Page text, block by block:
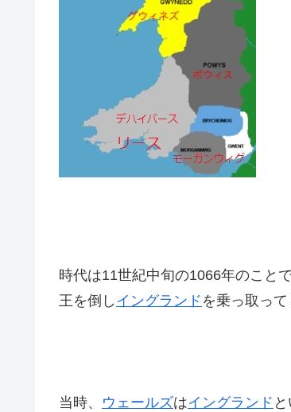
時代は11世紀中旬の1066年のこと
王を倒し イングランド を乗っ取っ
当時、 ウェールズはイングランド